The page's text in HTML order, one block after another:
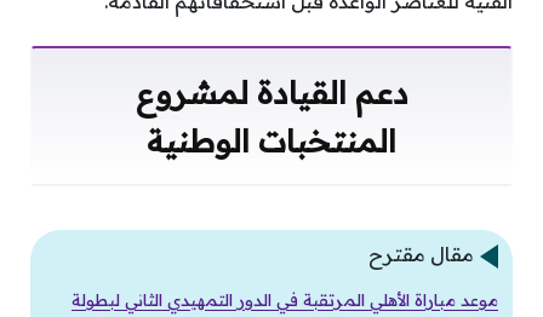
دعم القيادة لمشروع
المنتخبات الوطنية
مقال مقترح
موعد مباراة الأهلي المرتقبة في الدور التمهيدي الثاني لبطولة